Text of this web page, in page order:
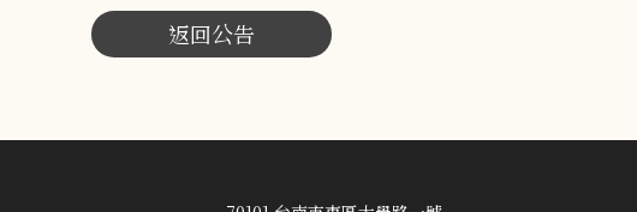
返回公告